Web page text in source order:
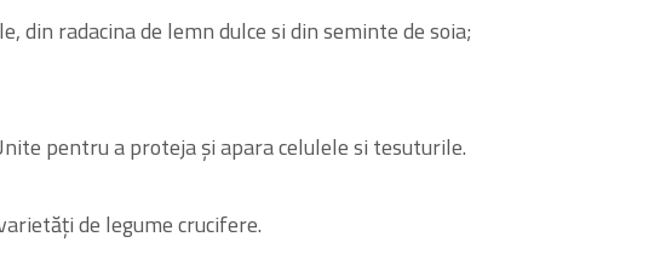
din radacina de lemn dulce si din seminte de soia;
pentru a proteja și apara celulele si tesuturile.
de legume crucifere.